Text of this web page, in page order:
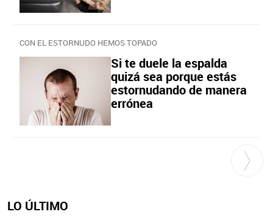
CON EL ESTORNUDO HEMOS TOPADO
Si te duele la espalda
quizá sea porque estás
estornudando de manera
errónea
LO ÚLTIMO